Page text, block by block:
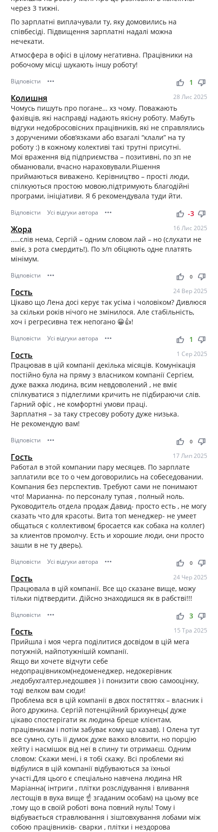
через 3 тижні.
По зарплатні виплачували ту, яку домовились на
співбесіді. Підвищення зарплатні надалі можна
нечекати.
Атмосфера в офісі в цілому негативна. Працівники на
робочому місці шукають іншу роботу!
Відповісти ••• thumb_up thumb_down
1
Колишня 28 Лис 2025
Чомусь пишуть про погане… хз чому. Поважають
фахівців, які насправді надають якісну роботу. Мабуть
відгуки недобросовісних працівників, які не справлялись
з дорученими обов’язками або взагалі “клали” на ту
роботу :) в кожному колективі такі трутні присутні.
Мої враження від підприємства – позитивні, по зп не
обманювали, вчасно нараховували.Рішення
приймаються виважено. Керівництво – прості люди,
спілкуються простою мовою,підтримують благодійні
програми, ініціативи. Я б рекомендувала туди йти.
Відповісти Усі відгуки автора ••• thumb_up thumb_down
-3
Жора 16 Лис 2025
…..слів нема, Сергій – одним словом лай – но (слухати не
вміє, з рота смердить!). По з/п обіцяють одне платять
мінімум.
Відповісти ••• thumb_up thumb_down
0
Гость 24 Вер 2025
Цікаво що Лена досі керує так усіма і чоловіком? Дивлюся
за скільки років нічого не змінилося. Але стабільність,
хоч і регресивна теж непогано 😀👍!
Відповісти Усі відгуки автора ••• thumb_up thumb_down
1
Гость 1 Сер 2025
Працював в цій компанії декілька місяців. Комунікація
постійно була на пряму з власником компанії Сергієм,
дуже важка людина, всим невдоволений , не вміє
спілкуватися з підлеглими кричить не підбираючи слів.
Гарний офіс , не комфортні умови праці.
Зарплатня – за таку стресову роботу дуже низька.
Не рекомендую вам!
Відповісти ••• thumb_up thumb_down
0
Гость 17 Лип 2025
Работал в этой компании пару месяцев. По зарплате
заплатили все то о чем договорились на собеседовании.
Компания без перспектив. Требуют сами не понимают
что! Марианна- по персоналу тупая , полный ноль.
Руководитель отдела продаж Давид- просто есть , не могу
сказать что для красоты. Вита топ менеджер- не умеет
общаться с коллективом( бросается как собака на коллег)
за клиентов промолчу. Есть и хорошие люди, они просто
зашли в не ту дверь).
Відповісти Усі відгуки автора ••• thumb_up thumb_down
0
Гость 24 Чер 2025
Працювала в цій компанії. Все що сказане вище, можу
тільки підтвердити. Дійсно знаходишся як в рабстві!!!
Відповісти ••• thumb_up thumb_down
3
Гость 15 Тра 2025
Прийшла і моя черга поділитися досвідом в цій мега
потужній, найпотужнішій компанії.
Якщо ви хочете відчути себе
недопрацівником(недоменеджер, недокерівник
,недобухгалтер,недошвея ) і понизити свою самооцінку,
тоді велком вам сюди!
Проблема вся в цій компанії в двох постяттях – власник і
його дружина. Сергій потенційний брихунець( дуже
цікаво спостерігати як людина бреше клієнтам,
працівникам і потім забуває кому що казав). І Олена тут
все сумно, суть її думок дуже важко вловити, но порцію
хейту і насмішок від неї в спину ти отримаєш. Одним
словом: Скажи мені, і я тобі скажу. Всі проблеми які
відбулися в цій компанії відбуваються за їхньої
участі.Для цього є спеціально навчена людина НR
Маріанна( інтриги , плітки розслідування і вливання
лестощів в вуха вище ☝️ згаданим особам) на цьому все
,тому що в своїй роботі вона повний нуль! Тому і
відбувається стравлювання і зіштовхування лобами між
собою працівників- сварки , плітки і нездорова